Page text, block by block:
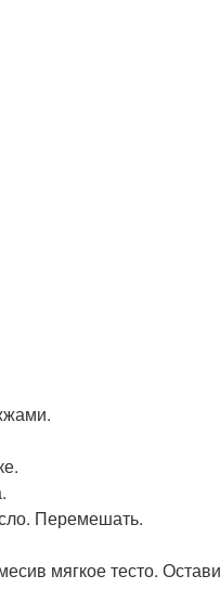
Перемешать.
мягкое тесто.